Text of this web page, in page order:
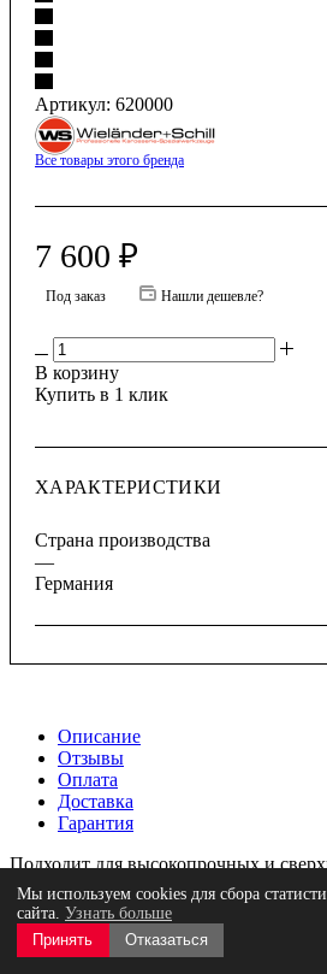
Артикул: 620000
Все товары этого бренда
7 600 ₽
Под заказ Нашли дешевле?
В корзину
Купить в 1 клик
ХАРАКТЕРИСТИКИ
Страна производства
—
Германия
Описание
Отзывы
Оплата
Доставка
Гарантия
Подходит для высокопрочных и
Отзывы
Мы используем cookies для сбора
сайта. Узнать больше
Принять
Отказаться